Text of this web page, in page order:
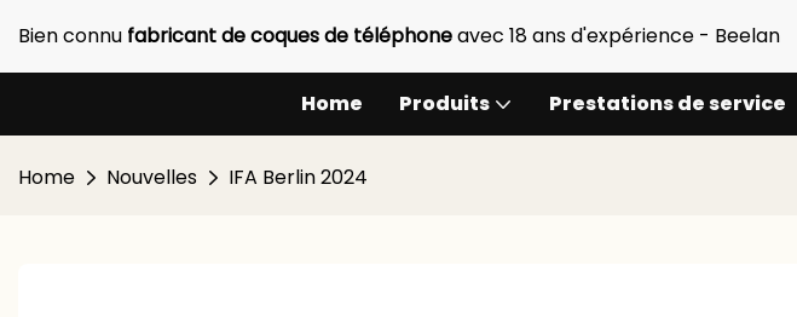
Bien connu fabricant de coques de téléphoneavec 18 ans d'expérience - Beelan
Home Produits Prestations de service
Home Nouvelles IFA Berlin 2024